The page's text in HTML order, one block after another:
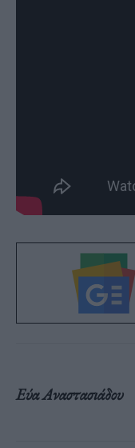
Εύα Αναστασιάδου